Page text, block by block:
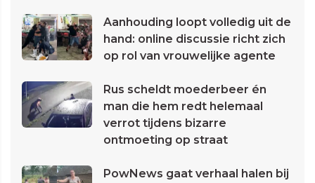
Aanhouding loopt volledig uit de
hand: online discussie richt zich
op rol van vrouwelijke agente
Rus scheldt moederbeer én
man die hem redt helemaal
verrot tijdens bizarre
ontmoeting op straat
PowNews gaat verhaal halen bij